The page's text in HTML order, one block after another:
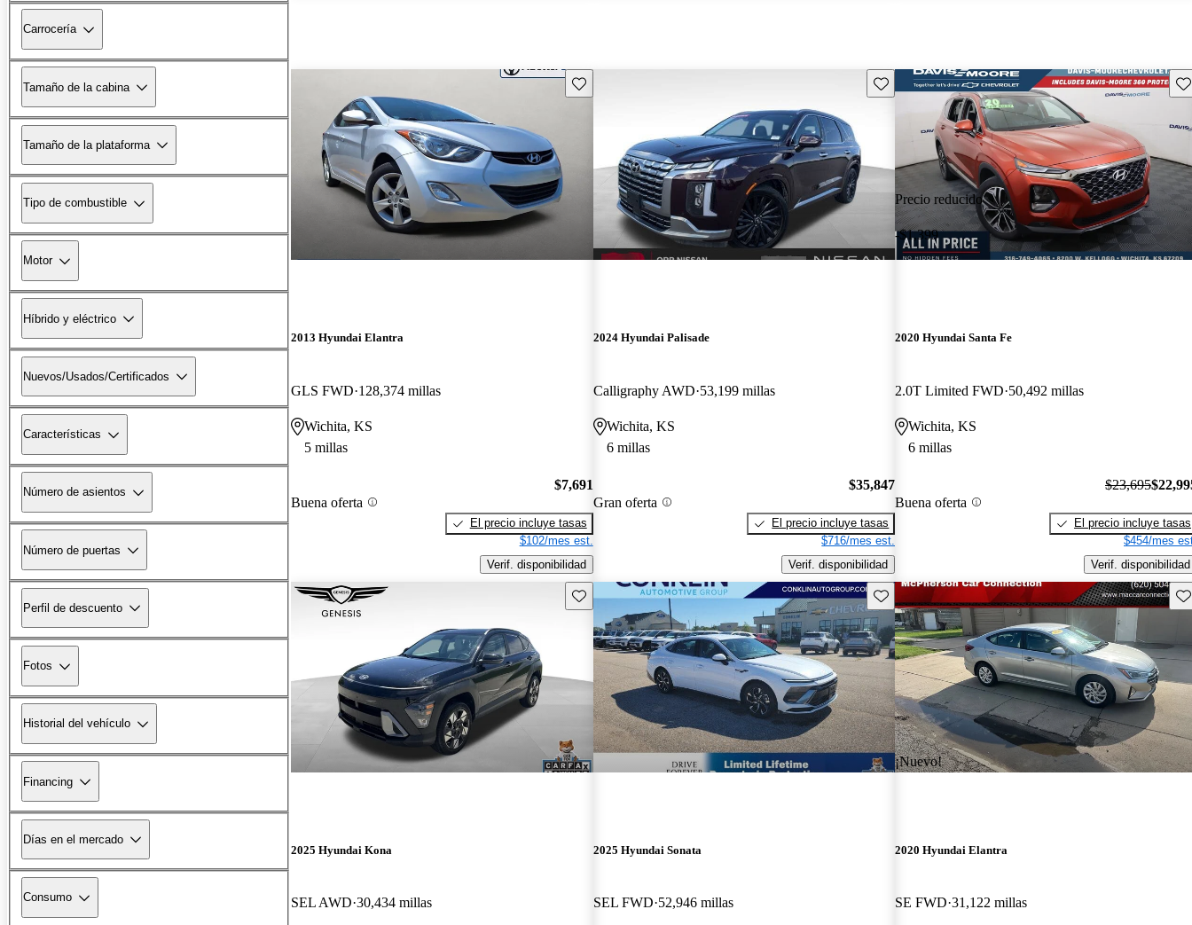
Carrocería
Tamaño de la cabina
Tamaño de la plataforma
Tipo de combustible
Motor
Híbrido y eléctrico
Nuevos/Usados/Certificados
Características
Número de asientos
Número de puertas
Perfil de descuento
Fotos
Historial del vehículo
Financing
Días en el mercado
Consumo
Guarda este Aviso
2013 Hyundai Elantra
GLS FWD 128,374 millas
Wichita, KS
5 millas
Buena oferta
$7,691
El precio incluye tasas
$102/mes est.
Verif. disponibilidad
Guarda este Aviso
2024 Hyundai Palisade
Calligraphy AWD 53,199 millas
Wichita, KS
6 millas
Gran oferta
$35,847
El precio incluye tasas
$716/mes est.
Verif. disponibilidad
Precio reducido
-$1,399
2020 Hyundai Santa Fe
2.0T Limited FWD 50,492 millas
Wichita, KS
6 millas
Buena oferta
$23,695
El precio incluye tasas
$454/mes
Verif. disponibilidad
Guarda este Aviso
2025 Hyundai Kona
SEL AWD 30,434 millas
Guarda este Aviso
2025 Hyundai Sonata
SEL FWD 52,946 millas
¡Nuevo!
2020 Hyundai Elantra
SE FWD 31,122 millas